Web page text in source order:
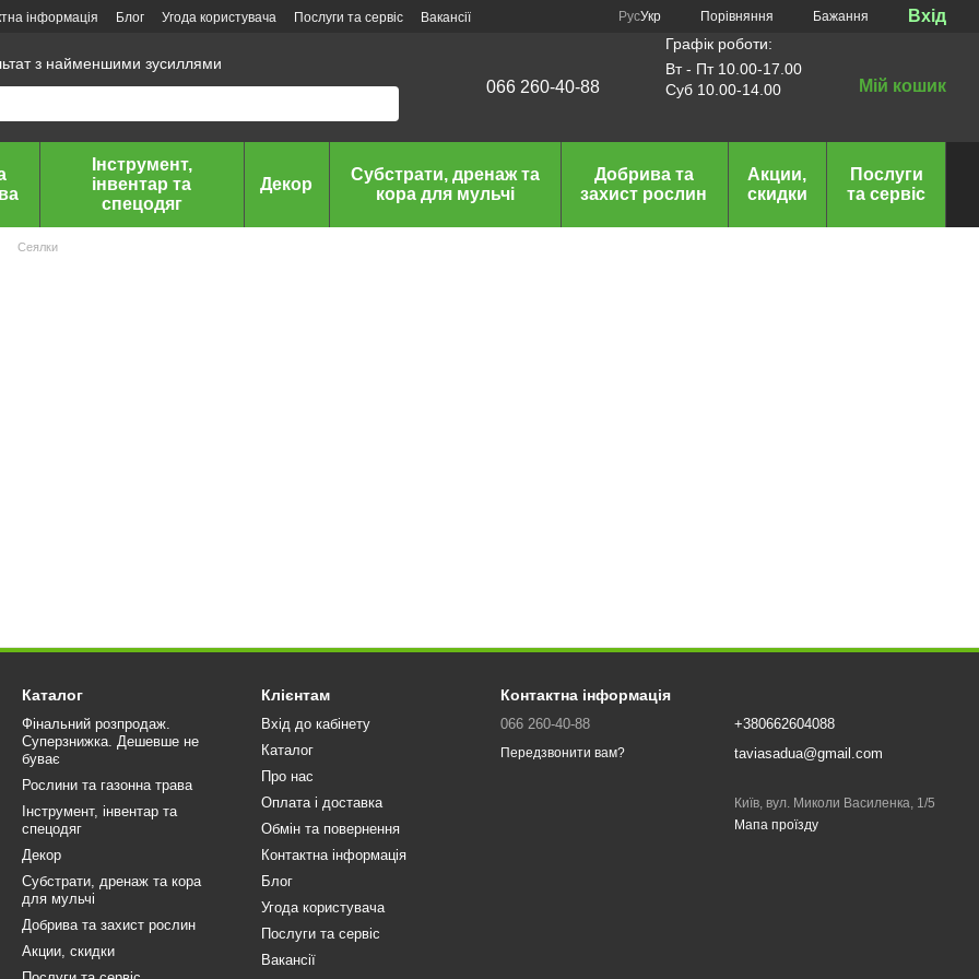
інформація Блог Угода користувача Послуги та сервіс Вакансії РусУкр Порівняння Бажання Вхід
з найменшими зусиллями
066 260-40-88
Графік роботи:
Вт - Пт 10.00-17.00
Суб 10.00-14.00
Мій кошик
Інструмент,
інвентар та
спецодяг
Декор
Субстрати, дренаж та
кора для мульчі
Добрива та
захист рослин
Акции,
скидки
Послуги
та сервіс
Сеялки
Каталог
Фінальний розпродаж.
Суперзнижка. Дешевше не
буває
Рослини та газонна трава
Інструмент, інвентар та
спецодяг
Декор
Субстрати, дренаж та кора
для мульчі
Добрива та захист рослин
Акции, скидки
Клієнтам
Вхід до кабінету
Каталог
Про нас
Оплата і доставка
Обмін та повернення
Контактна інформація
Блог
Угода користувача
Послуги та сервіс
Вакансії
Контактна інформація
066 260-40-88
Передзвонити вам?
+380662604088
taviasadua@gmail.com
Київ, вул. Миколи Василенка, 1/5
Мапа проїзду